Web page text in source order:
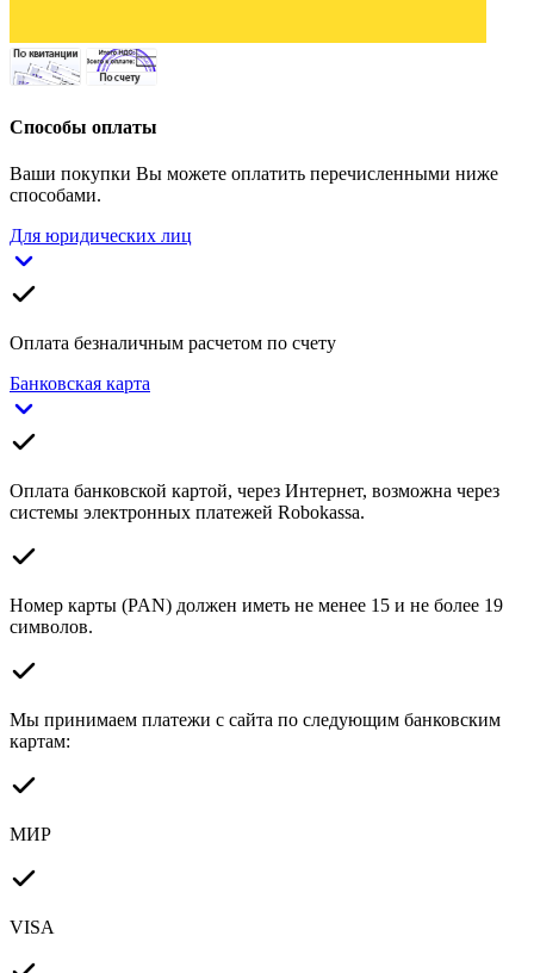
Способы оплаты
Ваши покупки Вы можете оплатить перечисленными ниже
способами.
Для юридических лиц
Оплата безналичным расчетом по счету
Банковская карта
Оплата банковской картой, через Интернет, возможна через
системы электронных платежей Robokassa.
Номер карты (PAN) должен иметь не менее 15 и не более 19
символов.
Мы принимаем платежи с сайта по следующим банковским
картам:
МИР
VISA